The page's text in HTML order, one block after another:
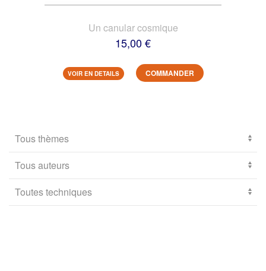
Un canular cosmique
15,00 €
VOIR EN DETAILS COMMANDER